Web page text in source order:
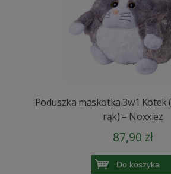
Poduszka maskotka 3w1 Kotek
rąk) – Noxxiez
87,90 zł
Do koszyka